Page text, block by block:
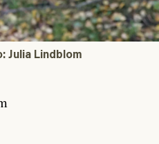
Julia Lindblom